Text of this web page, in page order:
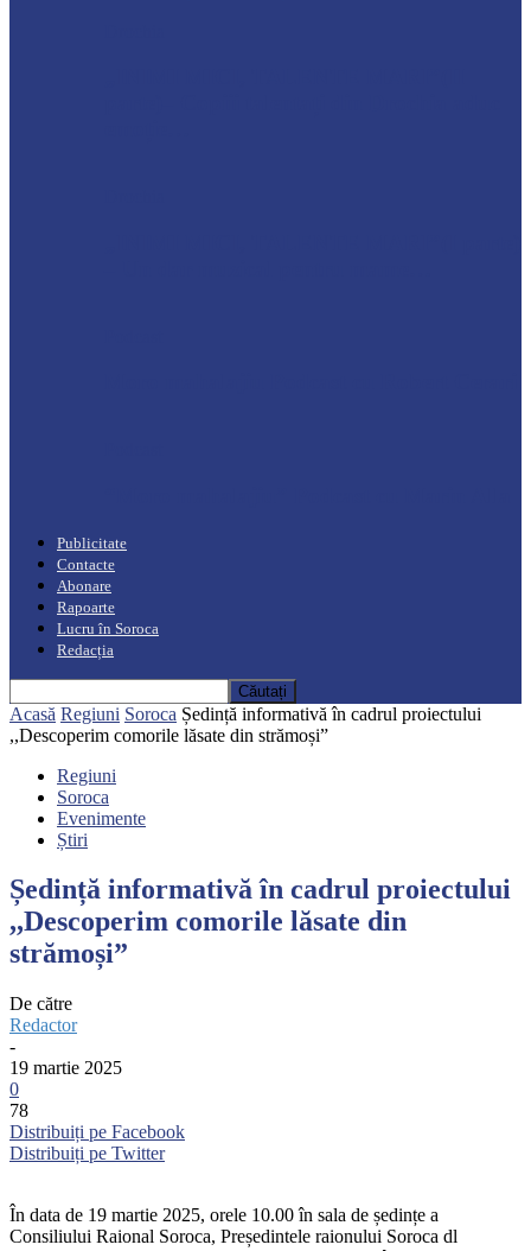
Publicitate
Contacte
Abonare
Rapoarte
Lucru în Soroca
Redacția
Acasă Regiuni Soroca Ședință informativă în cadrul proiectului
,,Descoperim comorile lăsate din strămoși”
Regiuni
Soroca
Evenimente
Știri
Ședință informativă în cadrul proiectului
,,Descoperim comorile lăsate din
strămoși”
De către
Redactor
-
19 martie 2025
0
78
Distribuiți pe Facebook
Distribuiți pe Twitter
În data de 19 martie 2025, orele 10.00 în sala de ședințe a
Consiliului Raional Soroca, Președintele raionului Soroca dl